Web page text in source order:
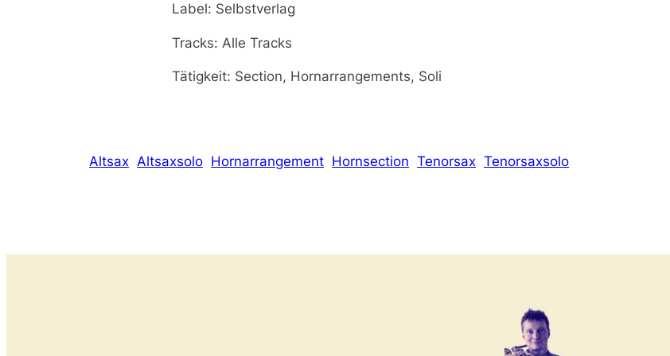
Label: Selbstverlag
Tracks: Alle Tracks
Tätigkeit: Section, Hornarrangements, Soli
Altsax Altsaxsolo Hornarrangement Hornsection Tenorsax Tenorsaxsolo